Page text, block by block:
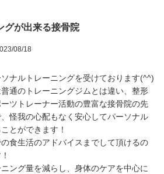
グが出来る接骨院
08/18
ナルトレーニングを受けております(^^)
通のトレーニングジムとは違い、整形
ツトレーナー活動の豊富な接骨院の先
怪我の心配もなく安心してパーソナル
とができます！
食生活のアドバイスまでして頂けるの
ング量を減らし、身体のケアを中心に